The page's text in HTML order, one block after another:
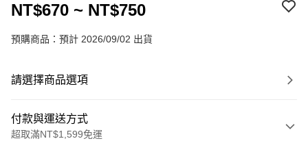
NT$670 ~ NT$750
預購商品：預計 2026/09/02 出貨
請選擇商品選項
付款與運送方式
超取滿NT$1,599免運